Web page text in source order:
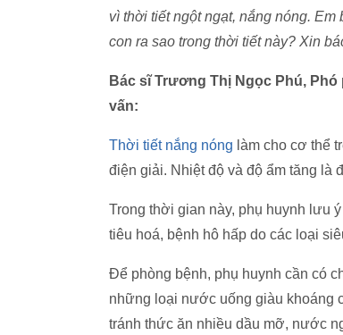
vì thời tiết ngột ngạt, nắng nóng.
con ra sao trong thời tiết này? Xin
Bác sĩ Trương Thị Ngọc Phú,
vấn:
Thời tiết nắng nóng làm cho cơ thể
điện giải. Nhiệt độ và độ ẩm tăng là
Trong thời gian này, phụ huynh lưu
tiêu hoá, bệnh hô hấp do các loại
Để phòng bệnh, phụ huynh cần có
những loại nước uống giàu khoáng
tránh thức ăn nhiều dầu mỡ, nước